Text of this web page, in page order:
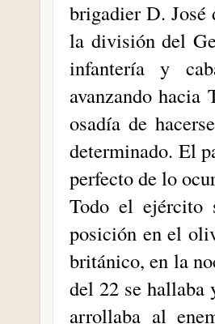
brigadier D. José
la división del
infantería y
avanzando hacia
osadía de
determinado. El
perfecto de lo
Todo el ejército
posición en el
británico, en la
del 22 se hallaba
arrollaba al